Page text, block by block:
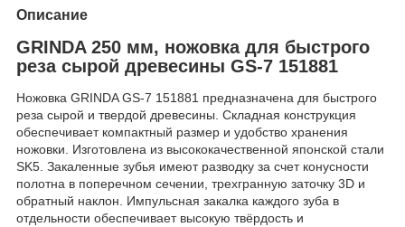
Описание
GRINDA 250 мм, ножовка для быстрого
реза сырой древесины GS-7 151881
Ножовка GRINDA GS-7 151881 предназначена для быстрого
реза сырой и твердой древесины. Складная конструкция
обеспечивает компактный размер и удобство хранения
ножовки. Изготовлена из высококачественной японской стали
SK5. Закаленные зубья имеют разводку за счет конусности
полотна в поперечном сечении, трехгранную заточку 3D и
обратный наклон. Импульсная закалка каждого зуба в
отдельности обеспечивает высокую твёрдость и